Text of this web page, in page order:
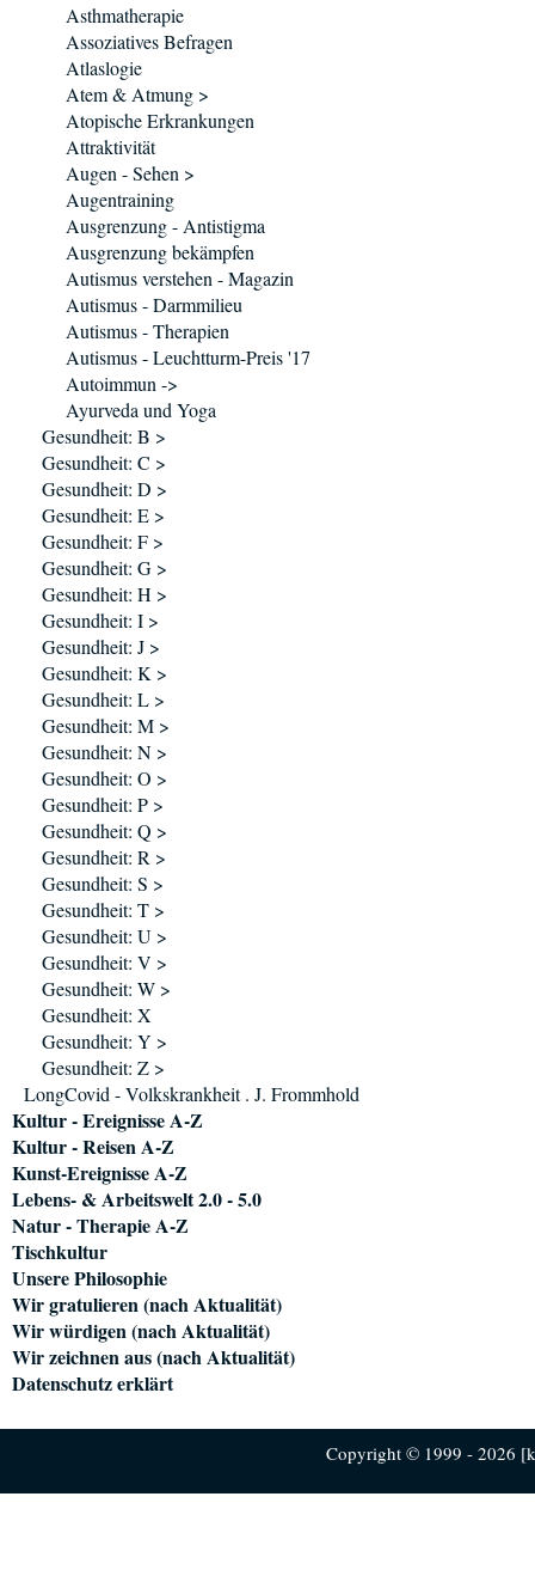
Asthmatherapie
Assoziatives Befragen
Atlaslogie
Atem & Atmung >
Atopische Erkrankungen
Attraktivität
Augen - Sehen >
Augentraining
Ausgrenzung - Antistigma
Ausgrenzung bekämpfen
Autismus verstehen - Magazin
Autismus - Darmmilieu
Autismus - Therapien
Autismus - Leuchtturm-Preis '17
Autoimmun ->
Ayurveda und Yoga
Gesundheit: B >
Gesundheit: C >
Gesundheit: D >
Gesundheit: E >
Gesundheit: F >
Gesundheit: G >
Gesundheit: H >
Gesundheit: I >
Gesundheit: J >
Gesundheit: K >
Gesundheit: L >
Gesundheit: M >
Gesundheit: N >
Gesundheit: O >
Gesundheit: P >
Gesundheit: Q >
Gesundheit: R >
Gesundheit: S >
Gesundheit: T >
Gesundheit: U >
Gesundheit: V >
Gesundheit: W >
Gesundheit: X
Gesundheit: Y >
Gesundheit: Z >
LongCovid - Volkskrankheit . J. Frommhold
Kultur - Ereignisse A-Z
Kultur - Reisen A-Z
Kunst-Ereignisse A-Z
Lebens- & Arbeitswelt 2.0 - 5.0
Natur - Therapie A-Z
Tischkultur
Unsere Philosophie
Wir gratulieren (nach Aktualität)
Wir würdigen (nach Aktualität)
Wir zeichnen aus (nach Aktualität)
Datenschutz erklärt
Copyright © 1999 - 2026